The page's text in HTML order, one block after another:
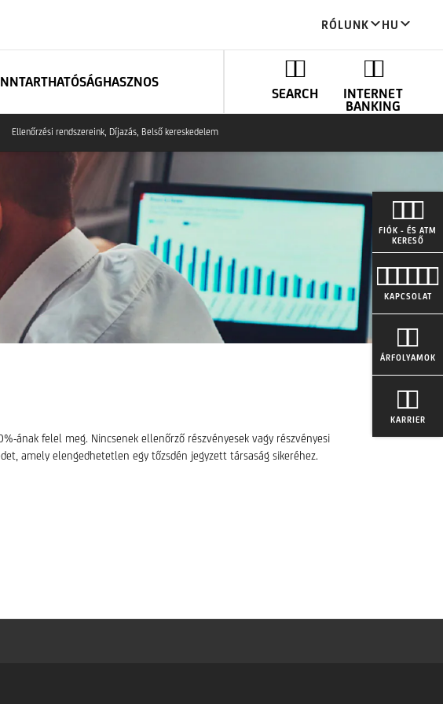
RÓLUNK HU
HASZNOS
SEARCH
INTERNET
BANKING
Ellenőrzési rendszereink, Díjazás, Belső kereskedelem
FIÓK - ÉS ATM
KERESŐ
KAPCSOLAT
ÁRFOLYAMOK
KARRIER
ának felel meg. Nincsenek ellenőrző részvényesek vagy részvényesi
amely elengedhetetlen egy tőzsdén jegyzett társaság sikeréhez.